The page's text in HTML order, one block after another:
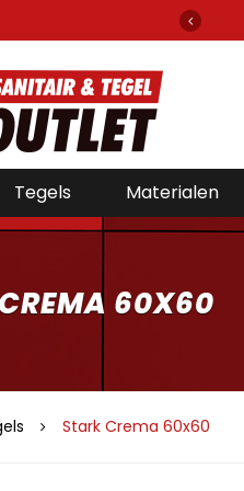
Tegels Materialen
60X60
Stark Crema 60x60